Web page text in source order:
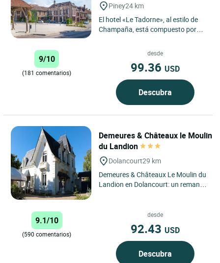
Piney24 km
El hotel «Le Tadorne», al estilo de
Champaña, está compuesto por
XVIII con voladizos...
9/10
(181 comentarios)
desde
99.36 USD
Descubra
Demeures & Châteaux le Moulin
du Landion
Dolancourt29 km
Demeures & Châteaux Le Moulin du
Landion en Dolancourt: un remanso
9.1/10
(590 comentarios)
desde
92.43 USD
Descubra